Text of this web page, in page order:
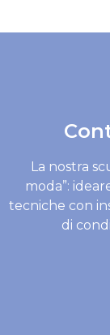
La nostra
moda”:
tecniche con
di